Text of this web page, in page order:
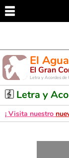
El
El Gran
Letra y Acordes de
Letra y
¡ Visita nuestro